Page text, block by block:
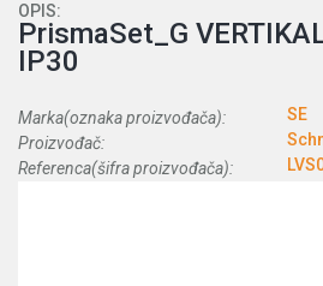
OPIS:
PrismaSet_G
IP30
Marka(oznaka proizvođača):
SE
Proizvođač:
Referenca(šifra proizvođača):